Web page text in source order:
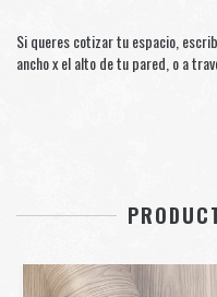
Si queres cotizar tu espacio,
ancho x el alto de tu pared, o a